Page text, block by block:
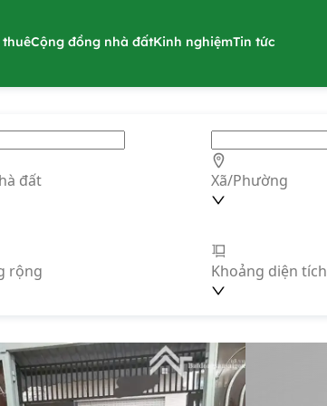
Cộng đồng nhà đấtKinh nghiệmTin tức
đất
Xã/Phường
rộng Khoảng diện tích